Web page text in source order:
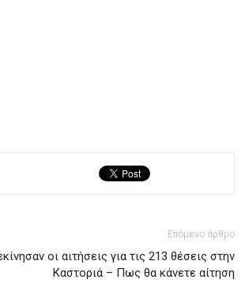
Επόμενο άρθρο
οι αιτήσεις για τις 213 θέσεις στην
Καστοριά – Πως θα κάνετε αίτηση